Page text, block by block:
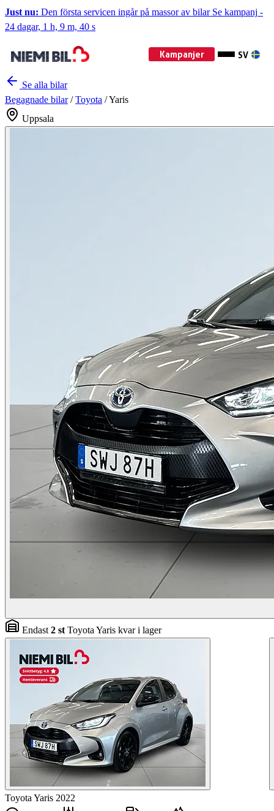
Just nu: Den första servicen ingår på massor av bilar Se kampanj -
24 dagar, 1 h, 9 m, 39 s
Kampanjer SV
Se alla bilar
Begagnade bilar / Toyota /Yaris
Uppsala
Endast 2 st Toyota Yaris kvar i lager
Toyota Yaris 2022